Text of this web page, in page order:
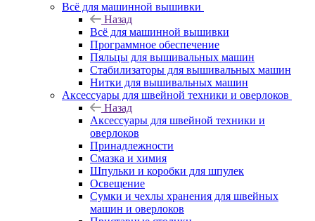
Всё для машинной вышивки
Назад
Всё для машинной вышивки
Программное обеспечение
Пяльцы для вышивальных машин
Стабилизаторы для вышивальных машин
Нитки для вышивальных машин
Аксессуары для швейной техники и оверлоков
Назад
Аксессуары для швейной техники и
оверлоков
Принадлежности
Смазка и химия
Шпульки и коробки для шпулек
Освещение
Сумки и чехлы хранения для швейных
машин и оверлоков